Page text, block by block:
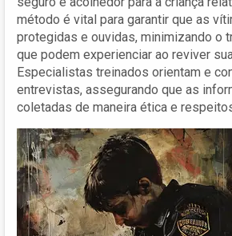
método é vital para garantir que as
protegidas e ouvidas, minimizando o
que podem experienciar ao reviver
Especialistas treinados orientam e
entrevistas, assegurando que as
coletadas de maneira ética e